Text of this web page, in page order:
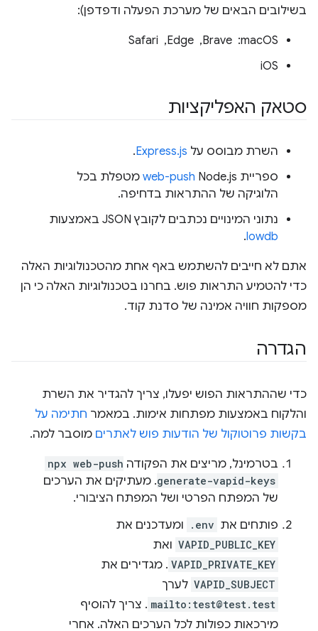
בשילובים הבאים של מערכת הפעלה ודפדפן):
‫macOS: ‏ Brave, ‏ Edge, ‏ Safari
iOS
סטאק האפליקציות
השרת מבוסס על Express.js
.
ספריית Node.js‏
web-push מטפלת בכל
הלוגיקה של ההתראות בדחיפה.
נתוני המינויים נכתבים לקובץ JSON באמצעות
lowdb
.
אתם לא חייבים להשתמש באף אחת מהטכנולוגיות האלה
כדי להטמיע התראות פוש. בחרנו בטכנולוגיות האלה כי הן
מספקות חוויה אמינה של סדנת קוד.
הגדרה
כדי שההתראות הפוש יפעלו, צריך להגדיר את השרת
והלקוח באמצעות מפתחות אימות. במאמר חתימה על
בקשות פרוטוקול של הודעות פוש לאתרים מוסבר למה.
בטרמינל, מריצים את הפקודה npx web-push
generate-vapid-keys. מעתיקים את הערכים
של המפתח הפרטי ושל המפתח הציבורי.
פותחים את .env ומעדכנים את
VAPID_PUBLIC_KEY ואת
VAPID_PRIVATE_KEY . מגדירים את
VAPID_SUBJECT לערך
mailto:test@test.test . צריך להוסיף
מירכאות כפולות לכל הערכים האלה. אחרי